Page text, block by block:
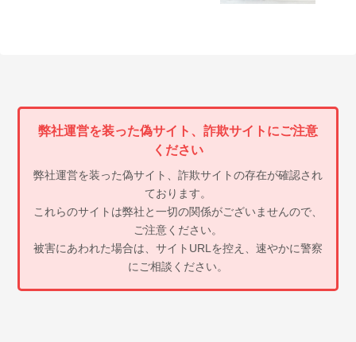
弊社運営を装った偽サイト、詐欺サイトにご注意
ください
弊社運営を装った偽サイト、詐欺サイトの存在が確認され
ております。
これらのサイトは弊社と一切の関係がございませんので、
ご注意ください。
被害にあわれた場合は、サイトURLを控え、速やかに警察
にご相談ください。